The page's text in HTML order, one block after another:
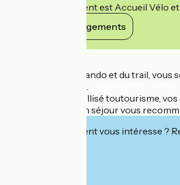
Cet établissement est Accueil Vélo
Voir ses engagements
A la Maison de la rando et du trail,
Le bureau est labellisé toutourisme,
Nos conseillers en séjour vous
Cet établissement vous intéresse ?